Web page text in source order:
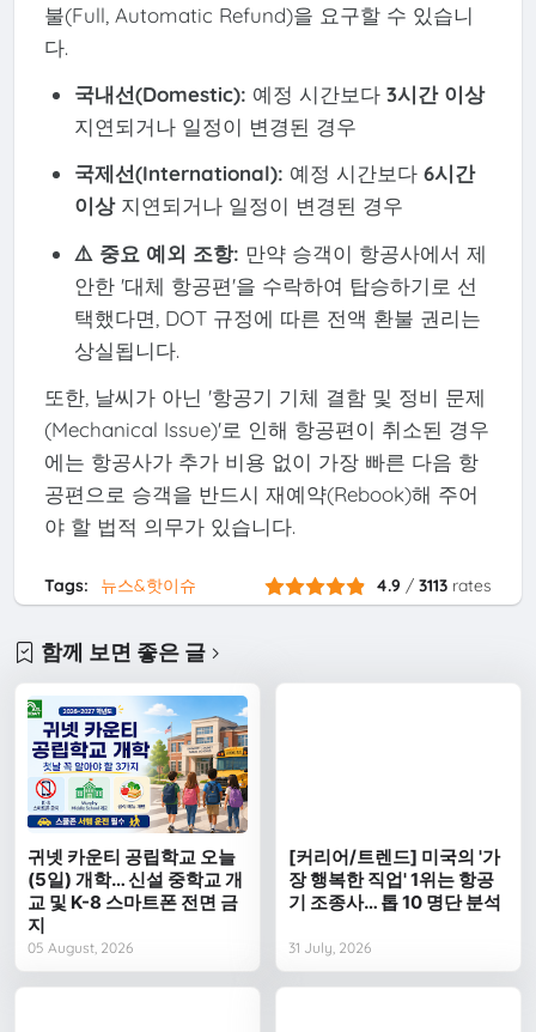
불(Full, Automatic Refund)을 요구할 수 있습니
다.
국내선(Domestic): 예정 시간보다 3시간 이상
지연되거나 일정이 변경된 경우
국제선(International): 예정 시간보다 6시간
이상지연되거나 일정이 변경된 경우
⚠️ 중요 예외 조항: 만약 승객이 항공사에서 제
안한 '대체 항공편'을 수락하여 탑승하기로 선
택했다면, DOT 규정에 따른 전액 환불 권리는
상실됩니다.
또한, 날씨가 아닌 '항공기 기체 결함 및 정비 문제
(Mechanical Issue)'로 인해 항공편이 취소된 경우
에는 항공사가 추가 비용 없이 가장 빠른 다음 항
공편으로 승객을 반드시 재예약(Rebook)해 주어
야 할 법적 의무가 있습니다.
Tags: 뉴스&핫이슈 4.9 /3113 rates
함께 보면 좋은 글
귀넷 카운티 공립학교 오늘
(5일) 개학… 신설 중학교 개
교 및 K-8 스마트폰 전면 금
지
05 August, 2026
[커리어/트렌드] 미국의 '가
장 행복한 직업' 1위는 항공
기 조종사… 톱 10 명단 분석
31 July, 2026